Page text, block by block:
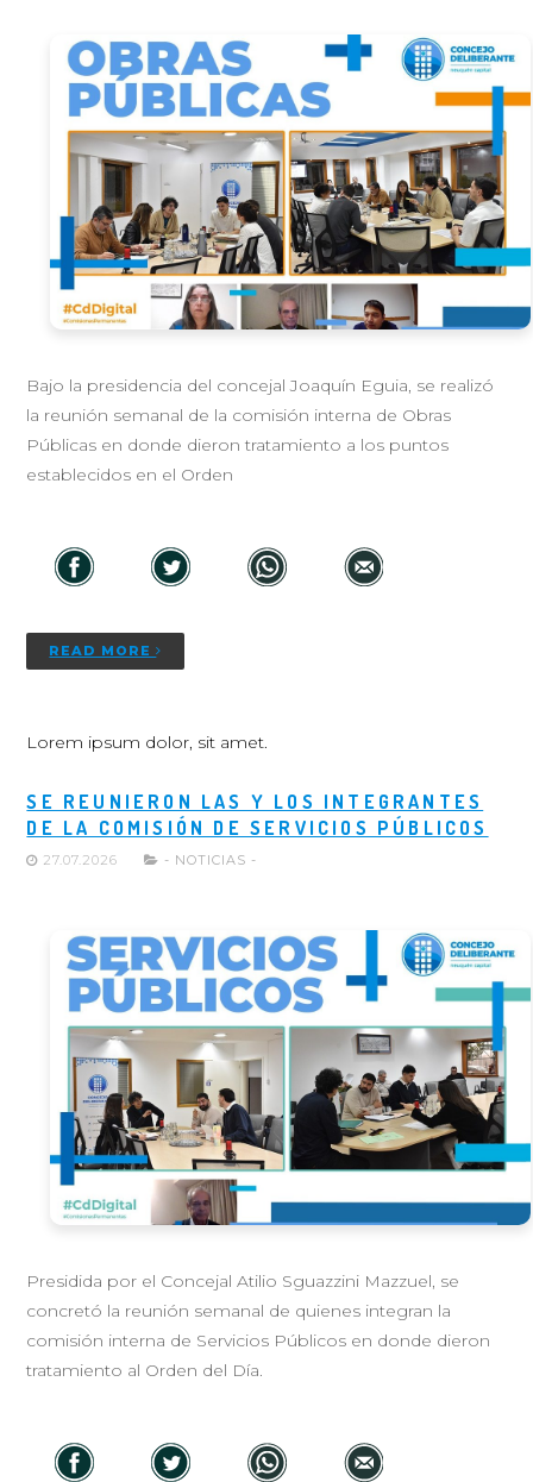
Bajo la presidencia del concejal Joaquín Eguia, se realizó
la reunión semanal de la comisión interna de Obras
Públicas en donde dieron tratamiento a los puntos
establecidos en el Orden
READ MORE
Lorem ipsum dolor, sit amet.
SE REUNIERON LAS Y LOS INTEGRANTES
DE LA COMISIÓN DE SERVICIOS PÚBLICOS
27.07.2026 - NOTICIAS -
Presidida por el Concejal Atilio Sguazzini Mazzuel, se
concretó la reunión semanal de quienes integran la
comisión interna de Servicios Públicos en donde dieron
tratamiento al Orden del Día.